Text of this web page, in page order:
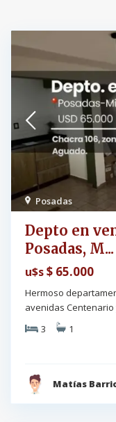
Posadas
Depto en
Posadas, M...
u$s$ 65.000
Hermoso
avenidas Centenario
3
1
Matías